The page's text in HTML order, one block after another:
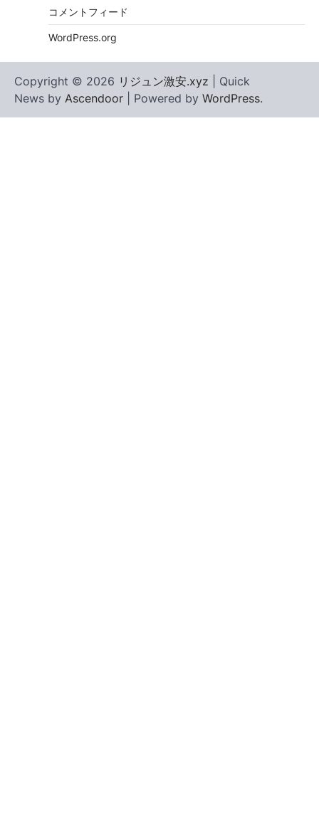
コメントフィード
WordPress.org
Copyright © 2026 リジュン激安.xyz | Quick
News by Ascendoor | Powered by WordPress.